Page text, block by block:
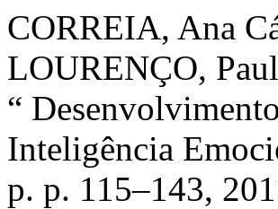
CORREIA, Ana
LOURENÇO,
“
Inteligência
p. p. 115–143,